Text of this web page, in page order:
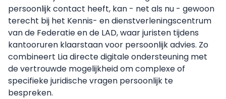
persoonlijk contact heeft, kan - net als nu - gewoon
terecht bij het Kennis- en dienstverleningscentrum
van de Federatie en de LAD, waar juristen tijdens
kantooruren klaarstaan voor persoonlijk advies. Zo
combineert Lia directe digitale ondersteuning met
de vertrouwde mogelijkheid om complexe of
specifieke juridische vragen persoonlijk te
bespreken.